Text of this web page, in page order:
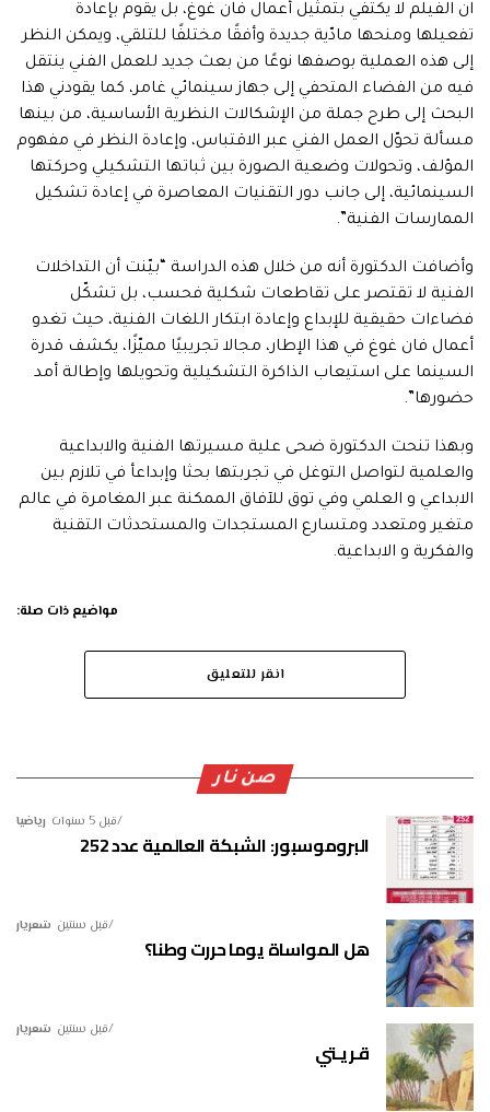
ان الفيلم لا يكتفي بتمثيل أعمال فان غوغ، بل يقوم بإعادة
تفعيلها ومنحها مادّية جديدة وأفقًا مختلفًا للتلقي، ويمكن النظر
إلى هذه العملية بوصفها نوعًا من بعث جديد للعمل الفني ينتقل
فيه من الفضاء المتحفي إلى جهاز سينمائي غامر، كما يقودني هذا
البحث إلى طرح جملة من الإشكالات النظرية الأساسية، من بينها
مسألة تحوّل العمل الفني عبر الاقتباس، وإعادة النظر في مفهوم
المؤلف، وتحولات وضعية الصورة بين ثباتها التشكيلي وحركتها
السينمائية، إلى جانب دور التقنيات المعاصرة في إعادة تشكيل
الممارسات الفنية”.
وأضافت الدكتورة أنه من خلال هذه الدراسة “بيّنت أن التداخلات
الفنية لا تقتصر على تقاطعات شكلية فحسب، بل تشكّل
فضاءات حقيقية للإبداع وإعادة ابتكار اللغات الفنية، حيث تغدو
أعمال فان غوغ في هذا الإطار، مجالا تجريبيًا مميّزًا، يكشف قدرة
السينما على استيعاب الذاكرة التشكيلية وتحويلها وإطالة أمد
حضورها”.
وبهذا تنحت الدكتورة ضحى علية مسيرتها الفنية والابداعية
والعلمية لتواصل التوغل في تجربتها بحثا وإبداعأ في تلازم بين
الابداعي و العلمي وفي توق للآفاق الممكنة عبر المغامرة في عالم
متغير ومتعدد ومتسارع المستجدات والمستحدثات التقنية
والفكرية و الابداعية.
مواضيع ذات صلة:
انقر للتعليق
صن نار
رياضيا قبل 5 سنوات
البروموسبور: الشبكة العالمية عدد 252
شعريار قبل سنتين
هل المواساة يوما حررت وطنا؟
شعريار قبل سنتين
قـريـتي